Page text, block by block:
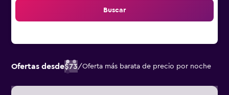
Buscar
Ofertas desde$73/Oferta más barata de precio por noche